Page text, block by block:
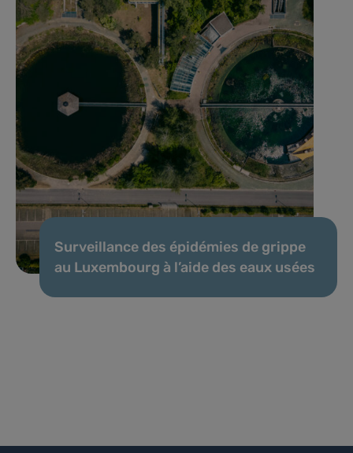
Surveillance des épidémies de grippe
au Luxembourg à l’aide des eaux usées